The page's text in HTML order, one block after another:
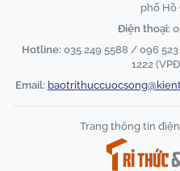
phố Hồ
Điện thoại:
Hotline: 035 249 5588 / 096
1222
Email:
Trang thông tin